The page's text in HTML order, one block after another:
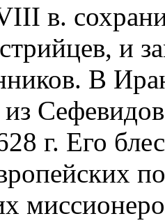
в.
и
В
г. Его